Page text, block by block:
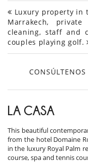
Luxury property in
Marrakech,
cleaning, staff and
couples playing golf.
CONSÚLTENOS
LA CASA
This beautiful
from the hotel Domaine
in the luxury Royal Palm
course, spa and tennis